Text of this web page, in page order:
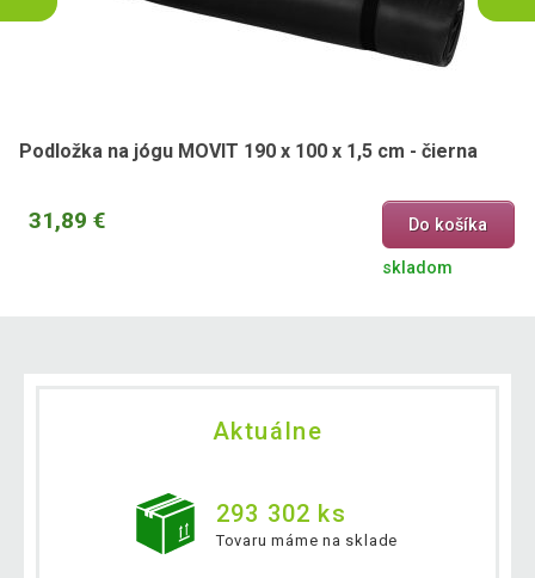
Podložka na jógu MOVIT 190 x 100 x 1,5 cm - čierna
31,89 € Do košíka
skladom
Aktuálne
293 302 ks
Tovaru máme na sklade